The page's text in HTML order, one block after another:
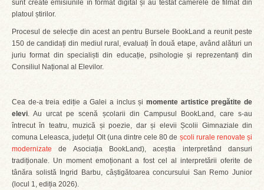
sunt create emisiunile în format digital și au testat camerele de filmat din
platoul știrilor.
Procesul de selecție din acest an pentru Bursele BookLand a reunit peste
150 de candidați din mediul rural, evaluați în două etape, având alături un
juriu format din specialiști din educație, psihologie și reprezentanți din
Consiliul Național al Elevilor.
Cea de-a treia ediție a Galei a inclus și momente artistice pregătite de
elevi. Au urcat pe scenă școlarii din Campusul BookLand, care s-au
întrecut în teatru, muzică și poezie, dar și elevii Școlii Gimnaziale din
comuna Leleasca, județul Olt (una dintre cele 80 de școli rurale renovate și
modernizate de Asociația BookLand), aceștia interpretând dansuri
tradiționale. Un moment emoționant a fost cel al interpretării oferite de
tânăra solistă Ingrid Barbu, câștigătoarea concursului San Remo Junior
(locul 1, ediția 2026).